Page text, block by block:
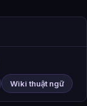
Wiki thuật ngữ